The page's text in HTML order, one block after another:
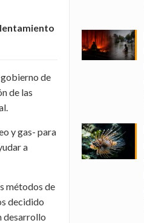
de
de las
y gas- para
a
métodos de
decidido
desarrollo